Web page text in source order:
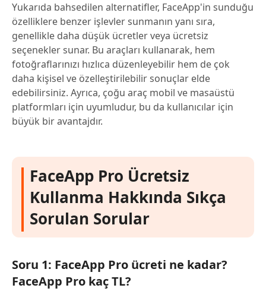
Yukarıda bahsedilen alternatifler, FaceApp'in sunduğu
özelliklere benzer işlevler sunmanın yanı sıra,
genellikle daha düşük ücretler veya ücretsiz
seçenekler sunar. Bu araçları kullanarak, hem
fotoğraflarınızı hızlıca düzenleyebilir hem de çok
daha kişisel ve özelleştirilebilir sonuçlar elde
edebilirsiniz. Ayrıca, çoğu araç mobil ve masaüstü
platformları için uyumludur, bu da kullanıcılar için
büyük bir avantajdır.
FaceApp Pro Ücretsiz
Kullanma Hakkında Sıkça
Sorulan Sorular
Soru 1: FaceApp Pro ücreti ne kadar?
FaceApp Pro kaç TL?